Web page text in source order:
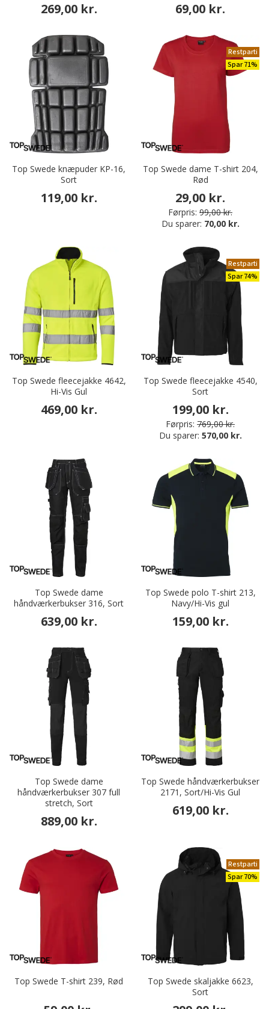
269,00 kr. 69,00 kr.
Top Swede knæpuder KP-16,
Sort
119,00 kr.
Restparti
Spar 71%
Top Swede dame T-shirt 204,
Rød
29,00 kr.
Førpris: 99,00 kr.
Du sparer: 70,00 kr.
Top Swede fleecejakke 4642,
Hi-Vis Gul
469,00 kr.
Restparti
Spar 74%
Top Swede fleecejakke 4540,
Sort
199,00 kr.
Førpris: 769,00 kr.
Du sparer: 570,00 kr.
Top Swede dame
håndværkerbukser 316, Sort
639,00 kr.
Top Swede polo T-shirt 213,
Navy/Hi-Vis gul
159,00 kr.
Top Swede dame
håndværkerbukser 307 full
stretch, Sort
889,00 kr.
Top Swede håndværkerbukser
2171, Sort/Hi-Vis Gul
619,00 kr.
Top Swede T-shirt 239, Rød
Restparti
Spar 70%
Top Swede skaljakke 6623,
Sort